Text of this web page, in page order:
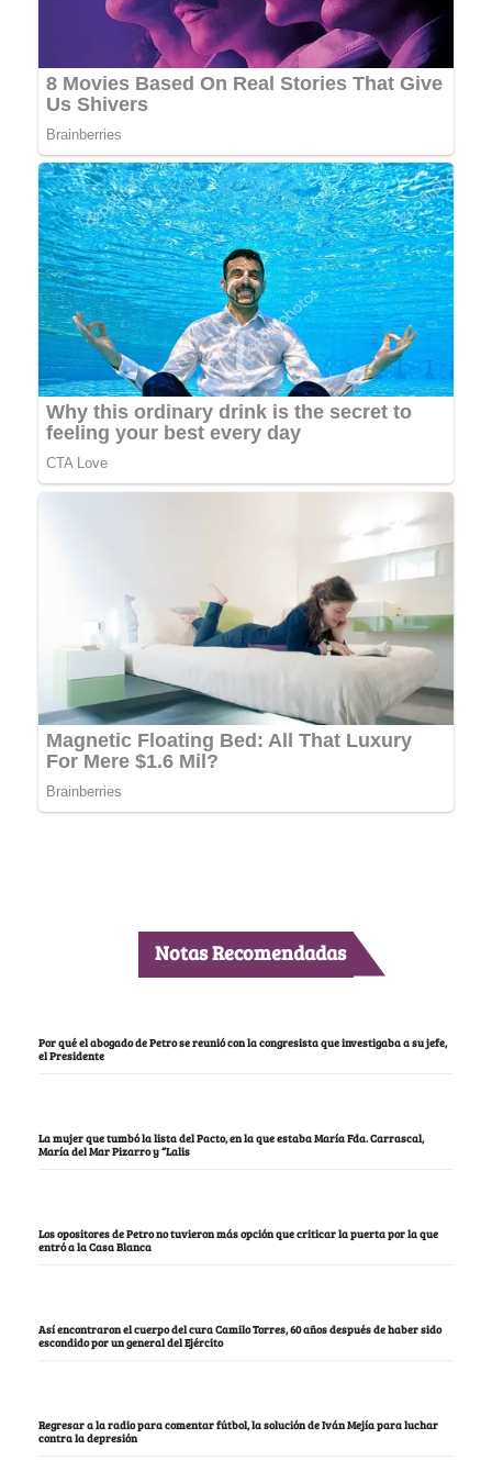
Notas Recomendadas
Por qué el abogado de Petro se reunió con la congresista que investigaba a su jefe,
el Presidente
La mujer que tumbó la lista del Pacto, en la que estaba María Fda. Carrascal,
María del Mar Pizarro y “Lalis
Los opositores de Petro no tuvieron más opción que criticar la puerta por la que
entró a la Casa Blanca
Así encontraron el cuerpo del cura Camilo Torres, 60 años después de haber sido
escondido por un general del Ejército
Regresar a la radio para comentar fútbol, la solución de Iván Mejía para luchar
contra la depresión